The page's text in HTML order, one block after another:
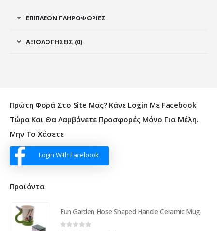
ΕΠΙΠΛΈΟΝ ΠΛΗΡΟΦΟΡΊΕΣ
ΑΞΙΟΛΟΓΉΣΕΙΣ (0)
Πρώτη Φορά Στο Site Μας? Κάνε Login Με Facebook
Τώρα Και Θα Λαμβάνετε Προσφορές Μόνο Για Μέλη.
Μην Το Χάσετε
Login With Facebook
Προϊόντα
Fun Garden Hose Shaped Handle Ceramic Mug